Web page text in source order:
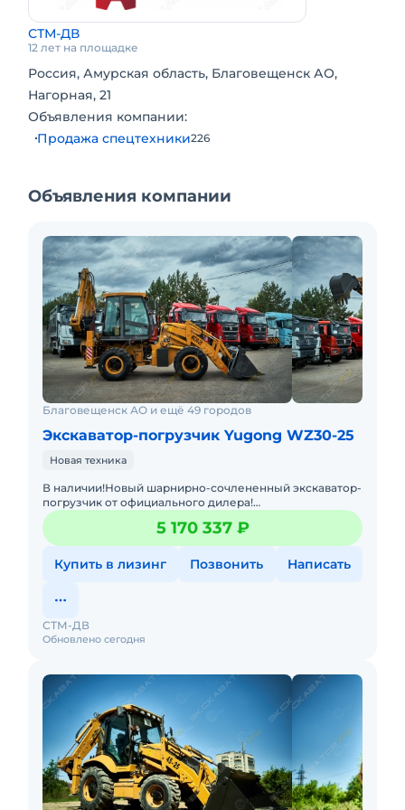
СТМ-ДВ
12 лет на площадке
Россия, Амурская область, Благовещенск АО,
Нагорная, 21
Объявления компании:
Продажа спецтехники226
Объявления компании
Благовещенск АО и ещё 49 городов
Экскаватор-погрузчик Yugong WZ30-25
Новая техника
В наличии!Новый шарнирно-сочлененный экскаватор-
погрузчик от официального дилера!
Джойстик,кондиционер, ковш 4в1, третий контур на
экскаватор, быстросъем.Помогу
5 170 337 ₽
Купить в лизинг Позвонить Написать
Обновлено сегодня
СТМ-ДВ